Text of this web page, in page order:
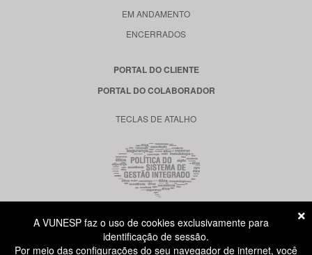
EM ANDAMENTO
ENCERRADOS
PORTAL DO CLIENTE
PORTAL DO COLABORADOR
TECLAS DE ATALHO
RUA DONA GERMAINE BURCHARD, 515
ÁGUA BRANCA - SÃO PAULO SP
CEP: 05002-062
A VUNESP faz o uso de cookies exclusivamente para
identificação de sessão.
Por meio das configurações do seu navegador de internet, você